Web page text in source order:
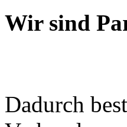
Wir sind
Dadurch